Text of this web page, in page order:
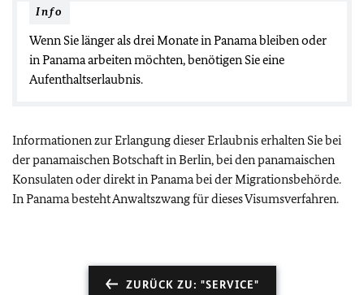
Info
Wenn Sie länger als drei Monate in Panama bleiben oder
in Panama arbeiten möchten, benötigen Sie eine
Aufenthaltserlaubnis.
Informationen zur Erlangung dieser Erlaubnis erhalten Sie bei
der panamaischen Botschaft in Berlin, bei den panamaischen
Konsulaten oder direkt in Panama bei der Migrationsbehörde.
In Panama besteht Anwaltszwang für dieses Visumsverfahren.
ZURÜCK ZU: "SERVICE"